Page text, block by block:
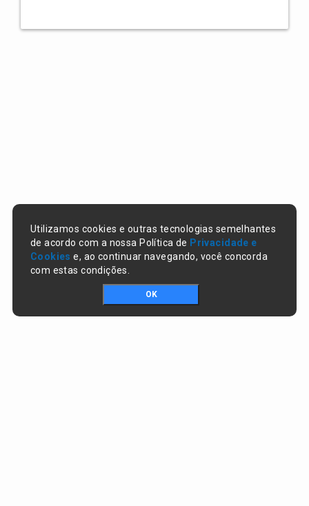
Utilizamos cookies e outras tecnologias semelhantes
de acordo com a nossa Política de Privacidade e
Cookies e, ao continuar navegando, você concorda
com estas condições.
OK